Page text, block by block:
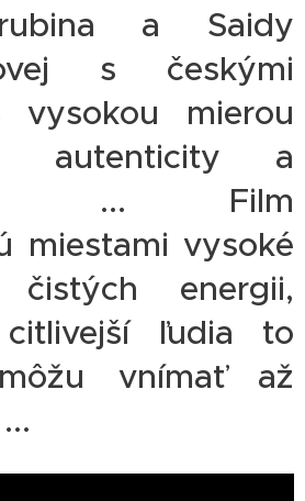
a Saidy
s českými
vysokou mierou
autenticity a
... Film
miestami vysoké
čistých energii,
citlivejší ľudia to
vnímať až